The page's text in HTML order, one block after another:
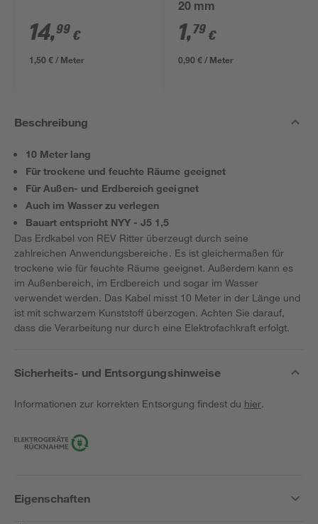
14,99 €
1,50 € / Meter
20 mm
1,79 €
0,90 € / Meter
Beschreibung
10 Meter lang
Für trockene und feuchte Räume geeignet
Für Außen- und Erdbereich geeignet
Auch im Wasser zu verlegen
Bauart entspricht NYY - J5 1,5
Das Erdkabel von REV Ritter überzeugt durch seine
zahlreichen Anwendungsbereiche. Es ist gleichermaßen für
trockene wie für feuchte Räume geeignet. Außerdem kann es
im Außenbereich, im Erdbereich und sogar im Wasser
verwendet werden. Das Kabel misst 10 Meter in der Länge und
ist mit schwarzem Kunststoff überzogen. Achten Sie darauf,
dass die Verarbeitung nur durch eine Elektrofachkraft erfolgt.
Sicherheits- und Entsorgungshinweise
Informationen zur korrekten Entsorgung findest du hier.
Eigenschaften